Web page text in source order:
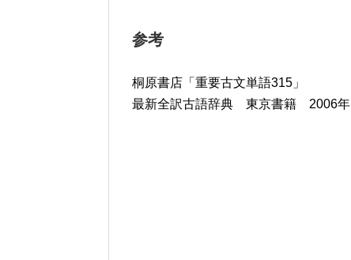
参考
桐原書店「重要古文単語315」
最新全訳古語辞典 東京書籍 2006年